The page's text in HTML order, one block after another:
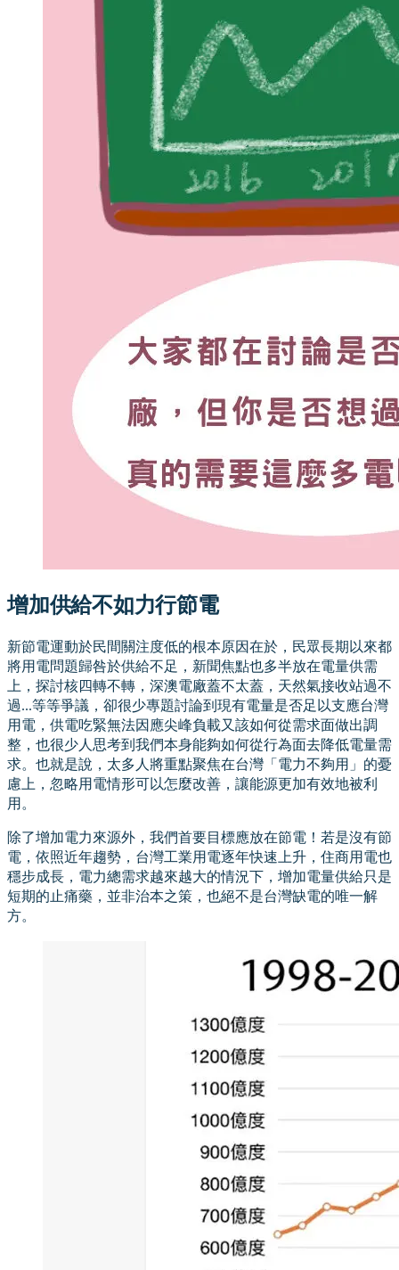
增加供給不如力行節電
新節電運動於民間關注度低的根本原因在於，民眾長期以來都
將用電問題歸咎於供給不足，新聞焦點也多半放在電量供需
上，探討核四轉不轉，深澳電廠蓋不太蓋，天然氣接收站過不
過...等等爭議，卻很少專題討論到現有電量是否足以支應台灣
用電，供電吃緊無法因應尖峰負載又該如何從需求面做出調
整，也很少人思考到我們本身能夠如何從行為面去降低電量需
求。也就是說，太多人將重點聚焦在台灣「電力不夠用」的憂
慮上，忽略用電情形可以怎麼改善，讓能源更加有效地被利
用。
除了增加電力來源外，我們首要目標應放在節電！若是沒有節
電，依照近年趨勢，台灣工業用電逐年快速上升，住商用電也
穩步成長，電力總需求越來越大的情況下，增加電量供給只是
短期的止痛藥，並非治本之策，也絕不是台灣缺電的唯一解
方。